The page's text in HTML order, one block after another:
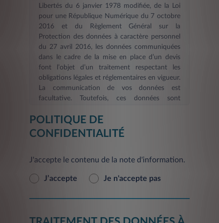
Libertés du 6 janvier 1978 modifiée, de la Loi
pour une République Numérique du 7 octobre
2016 et du Règlement Général sur la
Protection des données à caractère personnel
du 27 avril 2016, les données communiquées
dans le cadre de la mise en place d’un devis
font l’objet d’un traitement respectant les
obligations légales et réglementaires en vigueur.
La communication de vos données est
facultative. Toutefois, ces données sont
d’information et/ou de devis en ligne. La durée
de validité des informations fournies est de six
demande d’information et/ou constituer votre
signalées par un astérisque. En l’absence de ces
pas être pris en compte et vous ne pourrez pas
POLITIQUE DE
CONFIDENTIALITÉ
J'accepte le contenu de la note d'information.
J’accepte Je n'accepte pas